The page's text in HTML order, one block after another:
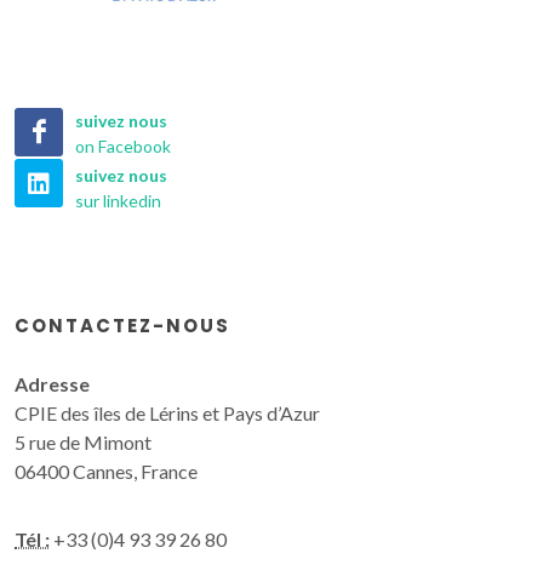
suivez nous
on Facebook
suivez nous
sur linkedin
CONTACTEZ-NOUS
Adresse
CPIE des îles de Lérins et Pays d’Azur
5 rue de Mimont
06400 Cannes, France
Tél : +33 (0)4 93 39 26 80